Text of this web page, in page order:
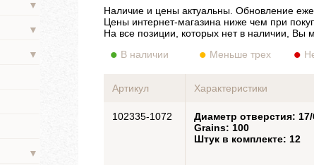
▼
▼
▼
▼
Наличие и цены актуальны. Обновление
Цены интернет-магазина ниже чем при
На все позиции, которых нет в наличии, Вы
В наличии
Меньше трех
Артикул Характеристики
102335-1072
Диаметр отверстия: 17/
Grains: 100
Штук в комплекте: 12